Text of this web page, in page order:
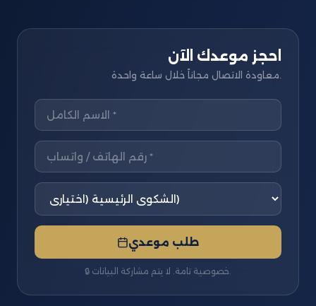
احجز موعدك الآن
معاودة الاتصال مجاناً خلال ساعة واحدة.
طلب موعدي
🔒 خصوصية تامة. لا يتم مشاركة البيانات.